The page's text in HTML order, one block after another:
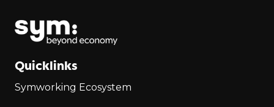
Quicklinks
Symworking Ecosystem